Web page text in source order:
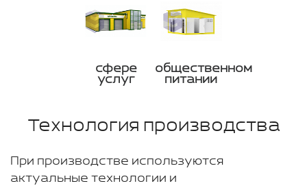
сфере
услуг
общественном
питании
Технология производства
При производстве используются
актуальные технологии и